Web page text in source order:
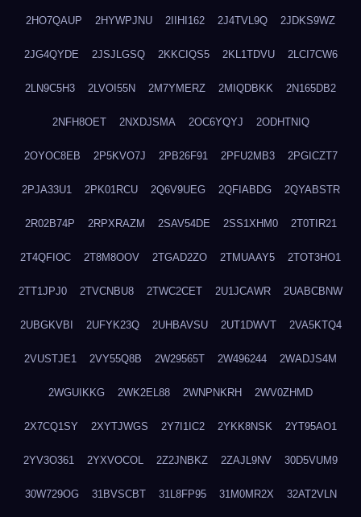
2HO7QAUP 2HYWPJNU 2IIHI162 2J4TVL9Q 2JDKS9WZ
2JG4QYDE 2JSJLGSQ 2KKCIQS5 2KL1TDVU 2LCI7CW6
2LN9C5H3 2LVOI55N 2M7YMERZ 2MIQDBKK 2N165DB2
2NFH8OET 2NXDJSMA 2OC6YQYJ 2ODHTNIQ
2OYOC8EB 2P5KVO7J 2PB26F91 2PFU2MB3 2PGICZT7
2PJA33U1 2PK01RCU 2Q6V9UEG 2QFIABDG 2QYABSTR
2R02B74P 2RPXRAZM 2SAV54DE 2SS1XHM0 2T0TIR21
2T4QFIOC 2T8M8OOV 2TGAD2ZO 2TMUAAY5 2TOT3HO1
2TT1JPJ0 2TVCNBU8 2TWC2CET 2U1JCAWR 2UABCBNW
2UBGKVBI 2UFYK23Q 2UHBAVSU 2UT1DWVT 2VA5KTQ4
2VUSTJE1 2VY55Q8B 2W29565T 2W496244 2WADJS4M
2WGUIKKG 2WK2EL88 2WNPNKRH 2WV0ZHMD
2X7CQ1SY 2XYTJWGS 2Y7I1IC2 2YKK8NSK 2YT95AO1
2YV3O361 2YXVOCOL 2Z2JNBKZ 2ZAJL9NV 30D5VUM9
30W729OG 31BVSCBT 31L8FP95 31M0MR2X 32AT2VLN